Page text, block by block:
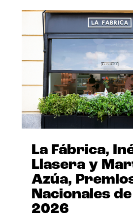
La Fábrica,
Llasera y
Azúa,
Nacionales
2026